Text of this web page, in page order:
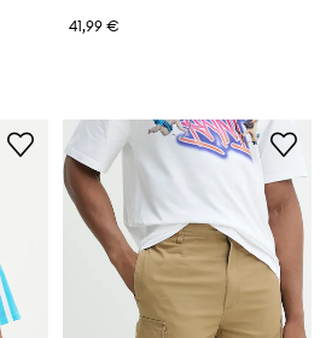
41,99 €